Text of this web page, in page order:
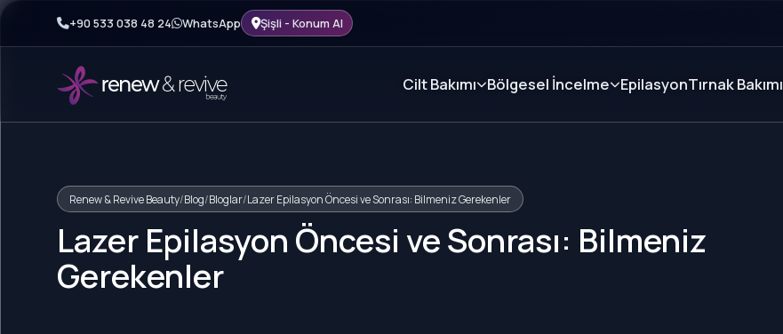
+90 533 038 48 24 WhatsApp Şişli - Konum Al
Cilt Bakımı Bölgesel İncelme EpilasyonTırnak Bakımı
Renew & Revive Beauty/Blog/Bloglar/Lazer Epilasyon Öncesi ve Sonrası: Bilmeniz Gerekenler
Lazer Epilasyon Öncesi ve Sonrası: Bilmeniz
Gerekenler